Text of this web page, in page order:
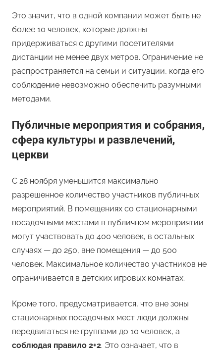
Это значит, что в одной компании может быть не
более 10 человек, которые должны
придерживаться с другими посетителями
дистанции не менее двух метров. Ограничение не
распространяется на семьи и ситуации, когда его
соблюдение невозможно обеспечить разумными
методами.
Публичные мероприятия и собрания,
сфера культуры и развлечений,
церкви
С 28 ноября уменьшится максимально
разрешенное количество участников публичных
мероприятий. В помещениях со стационарными
посадочными местами в публичном мероприятии
могут участвовать до 400 человек, в остальных
случаях — до 250, вне помещения — до 500
человек. Максимальное количество участников не
ограничивается в детских игровых комнатах.
Кроме того, предусматривается, что вне зоны
стационарных посадочных мест люди должны
передвигаться не группами до 10 человек, а
соблюдая правило 2+2. Это означает, что в